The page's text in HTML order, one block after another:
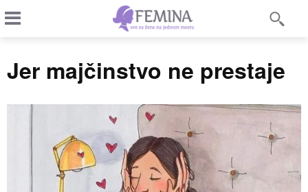
Jer majčinstvo ne prestaje